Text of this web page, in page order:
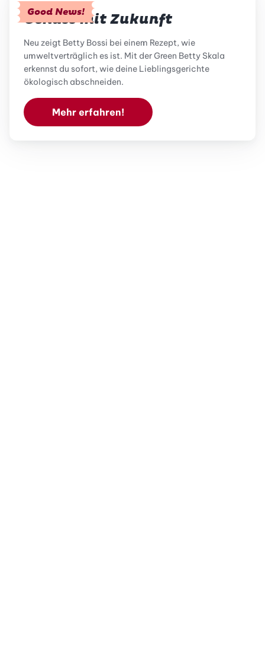
Good News!
Genuss mit Zukunft
Neu zeigt Betty Bossi bei einem Rezept, wie
umweltverträglich es ist. Mit der Green Betty Skala
erkennst du sofort, wie deine Lieblingsgerichte
ökologisch abschneiden.
Mehr erfahren!